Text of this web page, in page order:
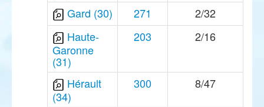
Gard (30) 271
2/32
Haute-
Garonne
(31)
203 2/16
Hérault
(34)
300 8/47